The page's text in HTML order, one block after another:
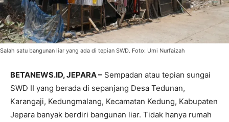
Salah satu bangunan liar yang ada di tepian SWD. Foto: Umi Nurfaizah
BETANEWS.ID, JEPARA – Sempadan atau tepian sungai
SWD II yang berada di sepanjang Desa Tedunan,
Karangaji, Kedungmalang, Kecamatan Kedung, Kabupaten
Jepara banyak berdiri bangunan liar. Tidak hanya rumah